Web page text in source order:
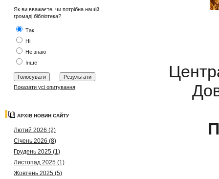
Як ви вважаєте, чи потрібна нашій
громаді бібліотека?
Так
Ні
Не знаю
Інше
Показати усі опитування
АРХІВ НОВИН САЙТУ
Лютий 2026 (2)
Січень 2026 (8)
Грудень 2025 (1)
Листопад 2025 (1)
Жовтень 2025 (5)